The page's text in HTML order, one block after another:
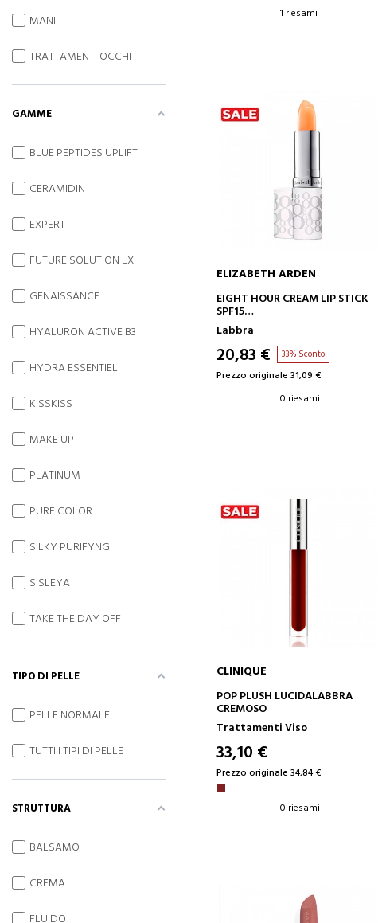
1 riesami
AGGIUNGI AL CARRELLO
ELIZABETH ARDEN
EIGHT HOUR CREAM LIP STICK
SPF15
ROSSETTO PROTETTIVO
Labbra
20,83 € 33% Sconto
Prezzo originale 31,09 €
0 riesami
AGGIUNGI AL CARRELLO
CLINIQUE
POP PLUSH LUCIDALABBRA
CREMOSO
Trattamenti Viso
33,10 €
Prezzo originale 34,84 €
0 riesami
MANI
TRATTAMENTI OCCHI
GAMME
BLUE PEPTIDES UPLIFT
CERAMIDIN
EXPERT
FUTURE SOLUTION LX
GENAISSANCE
HYALURON ACTIVE B3
HYDRA ESSENTIEL
KISSKISS
MAKE UP
PLATINUM
PURE COLOR
SILKY PURIFYNG
SISLEYA
TAKE THE DAY OFF
TIPO DI PELLE
PELLE NORMALE
TUTTI I TIPI DI PELLE
STRUTTURA
BALSAMO
CREMA